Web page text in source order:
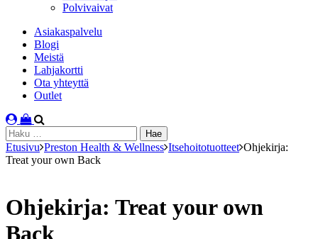
Polvivaivat
Asiakaspalvelu
Blogi
Meistä
Lahjakortti
Ota yhteyttä
Outlet
Haku:
Etusivu Preston Health & Wellness Itsehoitotuotteet Ohjekirja:
Treat your own Back
Ohjekirja: Treat your own
Back